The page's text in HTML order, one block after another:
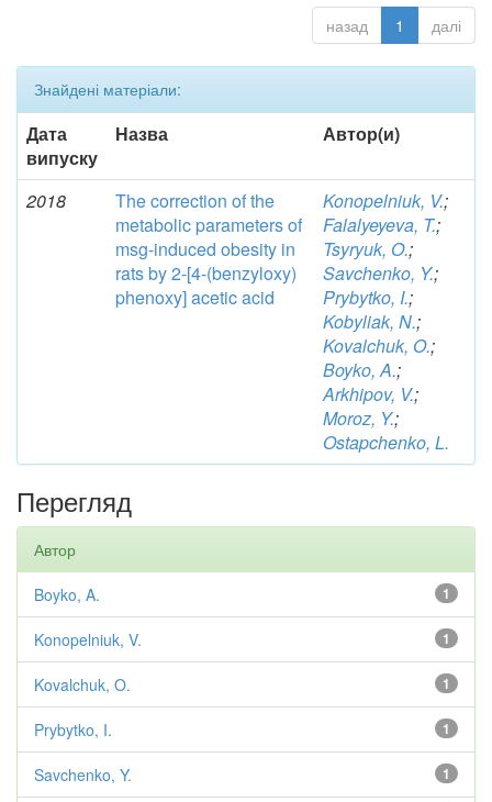
назад 1 далі
Знайдені матеріали:
Дата
випуску
Назва Автор(и)
2018
The correction of the
metabolic parameters of
msg-induced obesity in
rats by 2-[4-(benzyloxy)
phenoxy] acetic acid
Konopelniuk, V.;
Falalyeyeva, T.;
Tsyryuk, O.;
Savchenko, Y.;
Prybytko, I.;
Kobyliak, N.;
Kovalchuk, O.;
Boyko, A.;
Arkhipov, V.;
Moroz, Y.;
Ostapchenko, L.
Перегляд
Автор
1
Boyko, A.
1
Konopelniuk, V.
1
Kovalchuk, O.
1
Prybytko, I.
1
Savchenko, Y.